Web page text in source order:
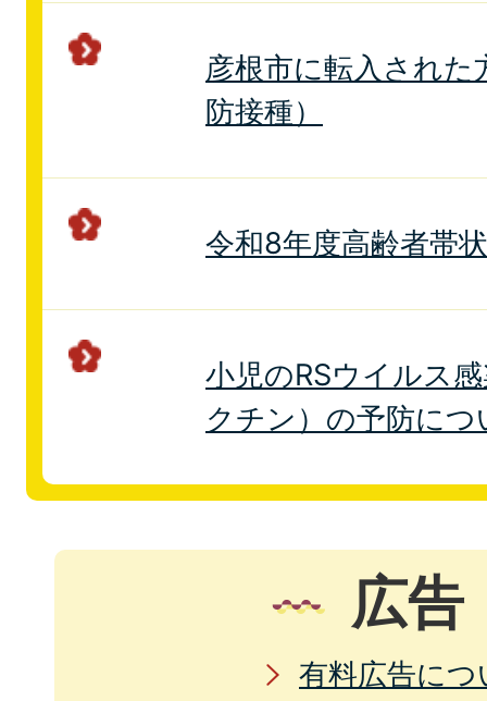
彦根市に転入され
防接種）
令和8年度高齢者帯
小児のRSウイルス
クチン）の予防につ
広告
有料広告につ